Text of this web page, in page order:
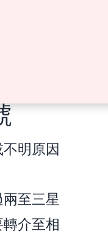
明原因
至三星
介至相